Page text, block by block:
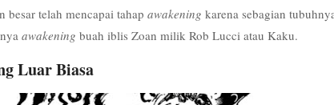
besar telah mencapai tahap awakening karena sebagian
awakening buah iblis Zoan milik Rob Lucci atau Kaku.
Luar Biasa